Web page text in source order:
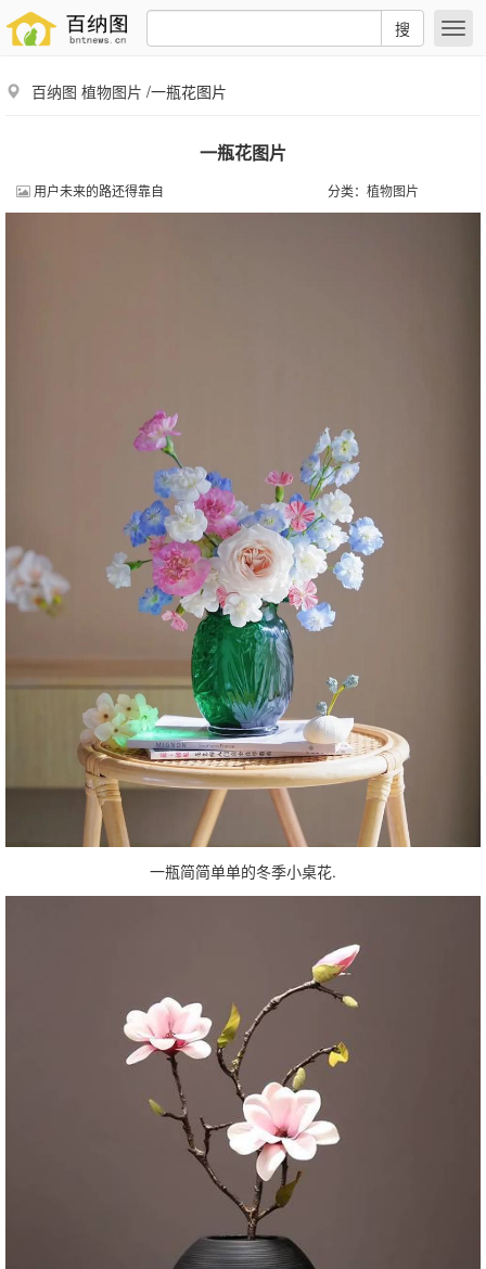
搜
百纳图 植物图片 /一瓶花图片
一瓶花图片
用户未来的路还得靠自 分类： 植物图片
一瓶简简单单的冬季小桌花.